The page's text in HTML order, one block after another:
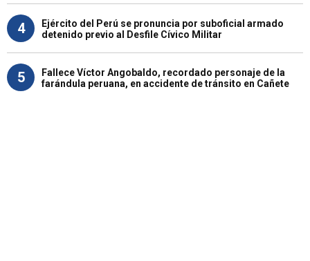
4
Ejército del Perú se pronuncia por suboficial armado
detenido previo al Desfile Cívico Militar
5
Fallece Víctor Angobaldo, recordado personaje de la
farándula peruana, en accidente de tránsito en Cañete